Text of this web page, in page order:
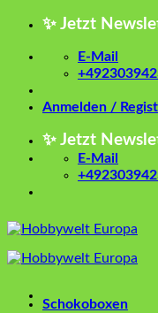
Zum
springen
✨ Jetzt
E-Mail
Anmelden /
✨ Jetzt
E-Mail
Schokoboxen